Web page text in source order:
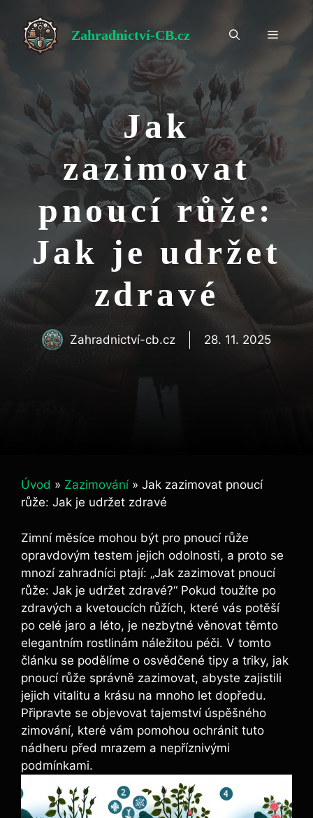
obsah
Zahradnictví-CB.cz Menu
Jak
zazimovat
pnoucí růže:
Jak je udržet
zdravé
Zahradnictví-cb.cz 28. 11. 2025
Úvod » Zazimování » Jak zazimovat pnoucí
růže: Jak je udržet zdravé
Zimní měsíce mohou být pro pnoucí růže
opravdovým testem jejich odolnosti, a proto se
mnozí zahradníci ptají: „Jak zazimovat pnoucí
růže: Jak je udržet zdravé?“ Pokud toužíte po
zdravých a kvetoucích růžích, které vás potěší
po celé jaro a léto, je nezbytné věnovat těmto
elegantním rostlinám náležitou péči. V tomto
článku se podělíme o osvědčené tipy a triky, jak
pnoucí růže správně zazimovat, abyste zajistili
jejich vitalitu a krásu na mnoho let dopředu.
Připravte se objevovat tajemství úspěšného
zimování, které vám pomohou ochránit tuto
nádheru před mrazem a nepříznivými
podmínkami.